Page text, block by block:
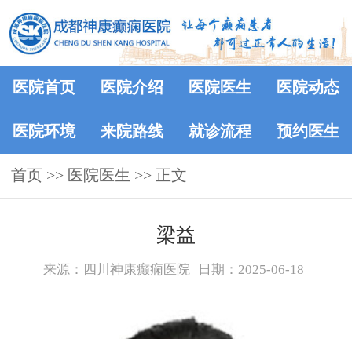
医院首页 医院介绍 医院医生 医院动态
医院环境 来院路线 就诊流程 预约医生
首页 >> 医院医生 >> 正文
梁益
来源：四川神康癫痫医院 日期：2025-06-18